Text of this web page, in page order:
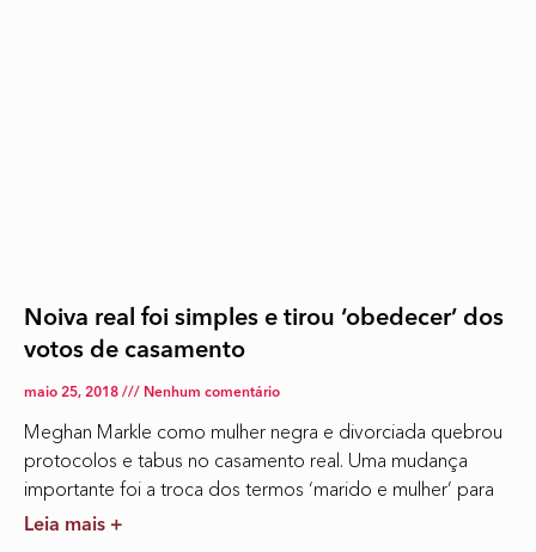
Noiva real foi simples e tirou ‘obedecer’ dos
votos de casamento
maio 25, 2018 Nenhum comentário
Meghan Markle como mulher negra e divorciada quebrou
protocolos e tabus no casamento real. Uma mudança
importante foi a troca dos termos ‘marido e mulher’ para
Leia mais +